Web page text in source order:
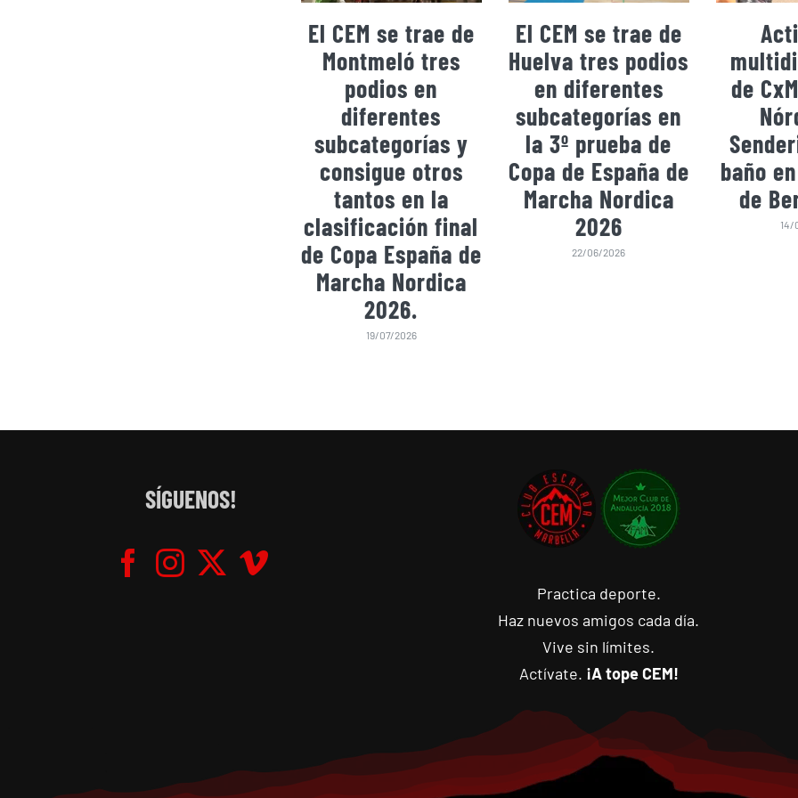
El CEM se trae de
Montmeló tres
podios en
diferentes
subcategorías y
consigue otros
tantos en la
clasificación final
de Copa España de
Marcha Nordica
2026.
19/07/2026
El CEM se trae de
Huelva tres podios
en diferentes
subcategorías en
la 3º prueba de
Copa de España de
Marcha Nordica
2026
22/06/2026
de
baño
de
14/
SÍGUENOS!
Practica deporte.
Haz nuevos amigos cada día.
Vive sin límites.
Actívate. ¡A tope CEM!